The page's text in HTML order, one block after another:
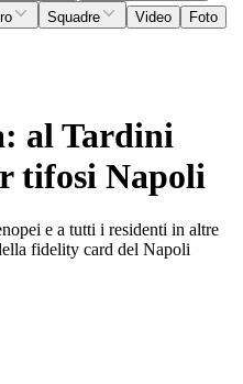
Squadre Video
Foto
al Tardini
tifosi Napoli
e a tutti i residenti in altre
fidelity card del Napoli